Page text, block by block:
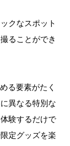
クなスポット
ることができ
る要素がたく
異なる特別な
験するだけで
定グッズを楽